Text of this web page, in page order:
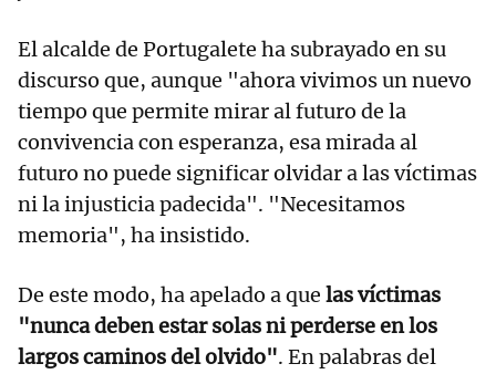
El alcalde de Portugalete ha subrayado en su
discurso que, aunque "ahora vivimos un nuevo
tiempo que permite mirar al futuro de la
convivencia con esperanza, esa mirada al
futuro no puede significar olvidar a las víctimas
ni la injusticia padecida". "Necesitamos
memoria", ha insistido.
De este modo, ha apelado a que las víctimas
"nunca deben estar solas ni perderse en los
largos caminos del olvido". En palabras del